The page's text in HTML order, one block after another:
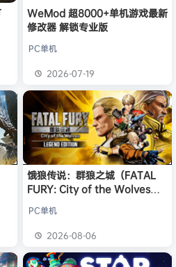
本站
8月4日
6小时前
加入本站 6小时前
6小时前
WeMod 超8000+单机游戏最新
修改器 解锁专业版
PC单机
2026-07-19
饿狼传说：群狼之城（FATAL
FURY: City of the Wolves）
PC单机
2026-08-06